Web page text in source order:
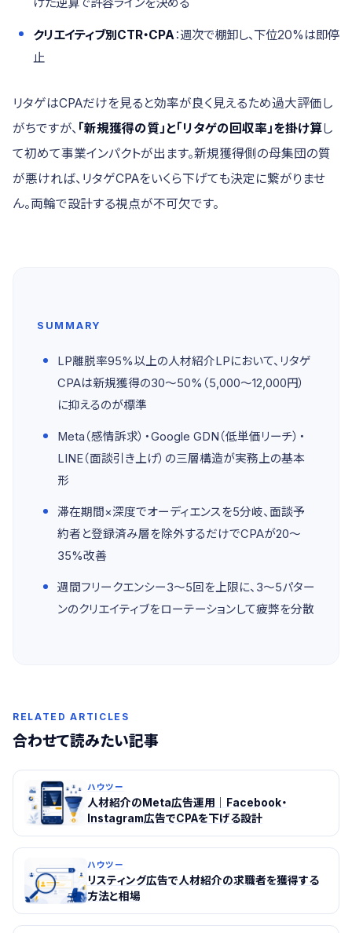
クリエイティブ別CTR・CPA：週次で棚卸し、下位20%は即停
止
リタゲはCPAだけを見ると効率が良く見えるため過大評価し
がちですが、 「新規獲得の質」と「リタゲの回収率」を掛け算し
て初めて事業インパクトが出ます。新規獲得側の母集団の質
が悪ければ、リタゲCPAをいくら下げても決定に繋がりませ
ん。両輪で設計する視点が不可欠です。
SUMMARY
LP離脱率95%以上の人材紹介LPにおいて、リタゲ
CPAは新規獲得の30〜50%（5,000〜12,000円）
に抑えるのが標準
Meta（感情訴求）・Google GDN（低単価リーチ）・
LINE（面談引き上げ）の三層構造が実務上の基本
形
滞在期間×深度でオーディエンスを5分岐、面談予
約者と登録済み層を除外するだけでCPAが20〜
35%改善
週間フリークエンシー3〜5回を上限に、3〜5パター
ンのクリエイティブをローテーションして疲弊を分散
RELATED ARTICLES
合わせて読みたい記事
ハウツー
人材紹介のMeta広告運用｜Facebook・
Instagram広告でCPAを下げる設計
ハウツー
リスティング広告で人材紹介の求職者を獲得する
方法と相場